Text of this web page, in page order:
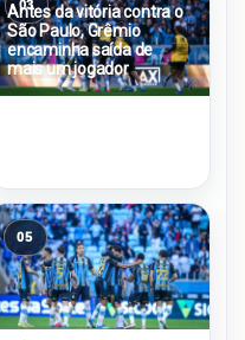
03
Antes da vitória contra o
São Paulo, Grêmio
encaminha saída de
mais um jogador
05